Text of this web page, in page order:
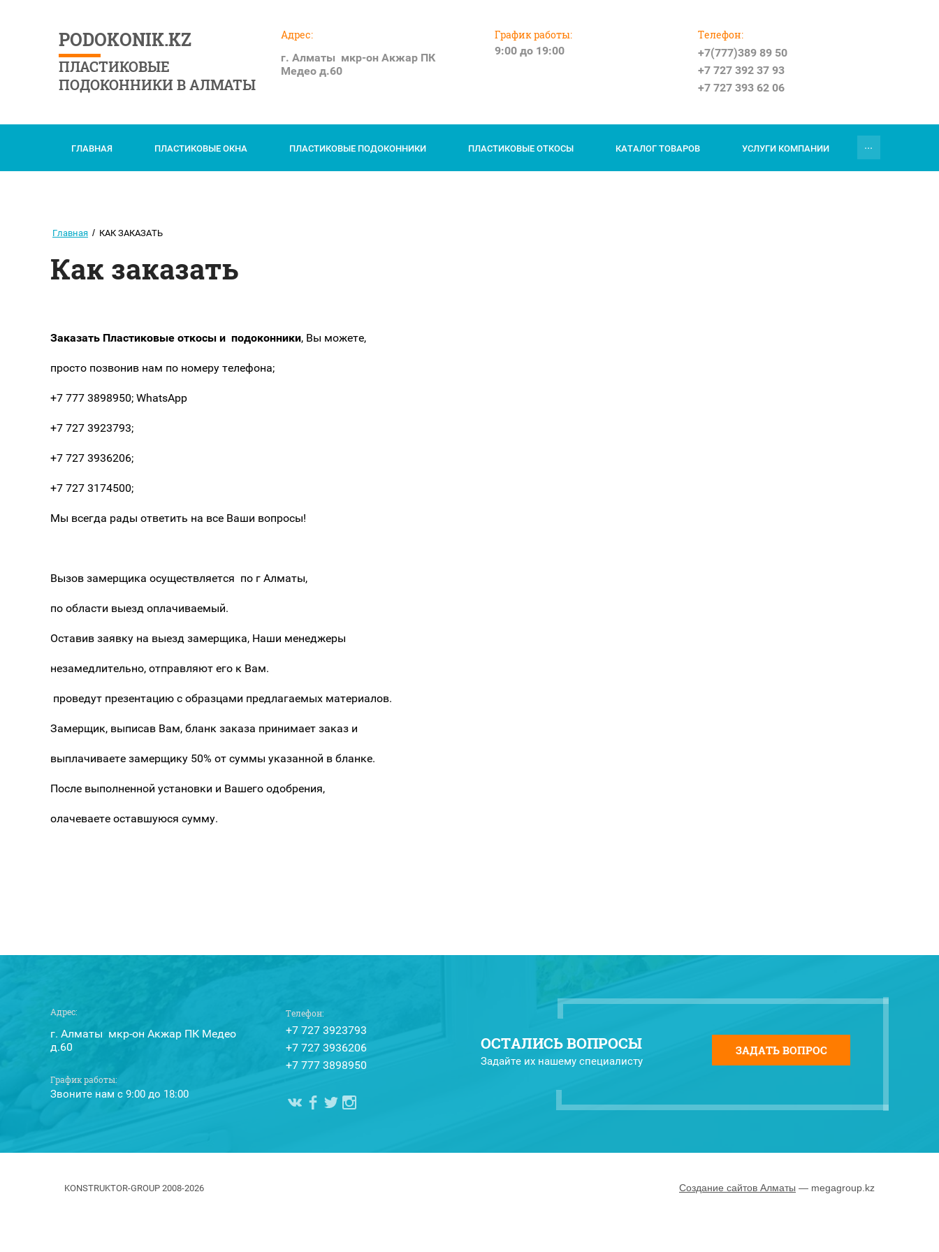
PODOKONIK.KZ
ПЛАСТИКОВЫЕ
ПОДОКОННИКИ В АЛМАТЫ
Адрес:
г. Алматы мкр-он Акжар ПК
Медео д.60
График работы:
9:00 до 19:00
Телефон:
+7(777)389 89 50
+7 727 392 37 93
+7 727 393 62 06
ГЛАВНАЯ ПЛАСТИКОВЫЕ ОКНА ПЛАСТИКОВЫЕ ПОДОКОННИКИ ПЛАСТИКОВЫЕ ОТКОСЫ КАТАЛОГ ТОВАРОВ УСЛУГИ КОМПАНИИ ...
Главная / КАК ЗАКАЗАТЬ
Как заказать
Заказать Пластиковые откосы и подоконники, Вы можете,
просто позвонив нам по номеру телефона;
+7 777 3898950; WhatsApp
+7 727 3923793;
+7 727 3936206;
+7 727 3174500;
Мы всегда рады ответить на все Ваши вопросы!
Вызов замерщика осуществляется по г Алматы,
по области выезд оплачиваемый.
Оставив заявку на выезд замерщика, Наши менеджеры
незамедлительно, отправляют его к Вам.
проведут презентацию с образцами предлагаемых материалов.
Замерщик, выписав Вам, бланк заказа принимает заказ и
выплачиваете замерщику 50% от суммы указанной в бланке.
После выполненной установки и Вашего одобрения,
олачеваете оставшуюся сумму.
Адрес:
г. Алматы мкр-он Акжар ПК Медео
д.60
График работы:
Звоните нам с 9:00 до 18:00
Телефон:
+7 727 3923793
+7 727 3936206
+7 777 3898950
ОСТАЛИСЬ ВОПРОСЫ
Задайте их нашему специалисту
ЗАДАТЬ ВОПРОС
KONSTRUKTOR-GROUP 2008-2026 Создание сайтов Алматы — megagroup.kz